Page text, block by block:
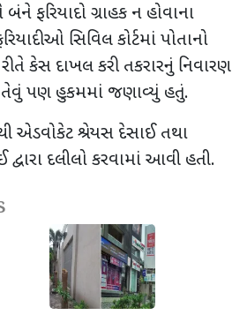
ફરિયાદો ગ્રાહક ન હોવાના
સિવિલ કોર્ટમાં પોતાનો
કેસ દાખલ કરી તકરારનું નિવારણ
તેવું પણ હુકમમાં જણાવ્યું હતું.
એડવોકેટ શ્રેયસ દેસાઈ તથા
દલીલો કરવામાં આવી હતી.